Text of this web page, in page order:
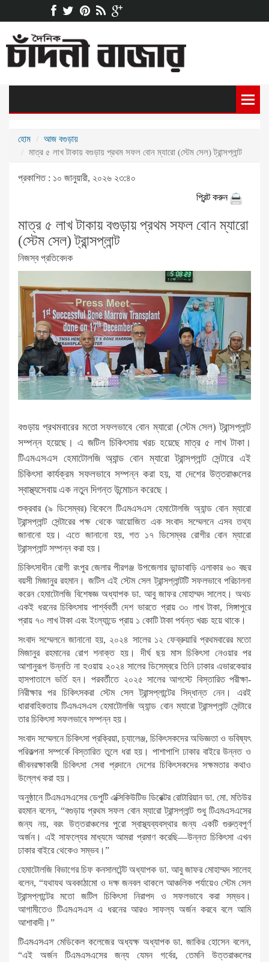
হোম
আজ বগুড়ায়
মাত্র ৫ লাখ টাকায় বগুড়ায় প্রথম সফল বোন ম্যারো (স্টেম সেল) ট্রান্সপ্লান্ট
প্রকাশিত : ১০ জানুয়ারী, ২০২৬ ২৩:৪০
প্রিন্ট করুন
মাত্র ৫ লাখ টাকায় বগুড়ায় প্রথম সফল বোন ম্যারো
(স্টেম সেল) ট্রান্সপ্লান্ট
নিজস্ব প্রতিবেদক
বগুড়ায় প্রথমবারের মতো সফলভাবে বোন ম্যারো (স্টেম সেল) ট্রান্সপ্লান্ট
সম্পন্ন হয়েছে। এ জটিল চিকিৎসায় খরচ হয়েছে মাত্র ৫ লাখ টাকা।
টিএমএসএস হেমাটোলজি অ্যান্ড বোন ম্যারো ট্রান্সপ্লান্ট সেন্টারে এই
চিকিৎসা কার্যক্রম সফলভাবে সম্পন্ন করা হয়, যা দেশের উত্তরাঞ্চলের
স্বাস্থ্যসেবায় এক নতুন দিগন্ত উন্মোচন করেছে।
শুক্রবার (৯ ডিসেম্বর) বিকেলে টিএমএসএস হেমাটোলজি অ্যান্ড বোন ম্যারো
ট্রান্সপ্লান্ট সেন্টারের পক্ষ থেকে আয়োজিত এক সংবাদ সম্মেলনে এসব তথ্য
জানানো হয়। এতে জানানো হয়, গত ১৭ ডিসেম্বর রোগীর বোন ম্যারো
ট্রান্সপ্লান্ট সম্পন্ন করা হয়।
চিকিৎসাধীন রোগী রংপুর জেলার পীরগঞ্জ উপজেলার ভান্ডাবাড়ি এলাকার ৬০ বছর
বয়সী মিজানুর রহমান। জটিল এই স্টেম সেল ট্রান্সপ্লান্টটি সফলভাবে পরিচালনা
করেন হেমাটোলজি বিশেষজ্ঞ অধ্যাপক ডা. আবু জাফর মোহাম্মদ সালেহ। অথচ
একই ধরনের চিকিৎসায় পার্শ্ববর্তী দেশ ভারতে প্রায় ৩০ লাখ টাকা, সিঙ্গাপুরে
প্রায় ৭০ লাখ টাকা এবং ইংল্যান্ডে প্রায় ১ কোটি টাকা পর্যন্ত খরচ হয়ে থাকে।
সংবাদ সম্মেলনে জানানো হয়, ২০২৪ সালের ১২ ফেব্রুয়ারি প্রথমবারের মতো
মিজানুর রহমানের রোগ শনাক্ত হয়। দীর্ঘ ছয় মাস চিকিৎসা নেওয়ার পর
আশানুরূপ উন্নতি না হওয়ায় ২০২৪ সালের ডিসেম্বরে তিনি ঢাকার এভারকেয়ার
হাসপাতালে ভর্তি হন। পরবর্তীতে ২০২৫ সালের আগস্টে বিস্তারিত পরীক্ষা-
নিরীক্ষার পর চিকিৎসকরা স্টেম সেল ট্রান্সপ্লান্টের সিদ্ধান্ত নেন। এরই
ধারাবাহিকতায় টিএমএসএস হেমাটোলজি অ্যান্ড বোন ম্যারো ট্রান্সপ্লান্ট সেন্টারে
তার চিকিৎসা সফলভাবে সম্পন্ন হয়।
সংবাদ সম্মেলনে চিকিৎসা প্রক্রিয়া, চ্যালেঞ্জ, চিকিৎসকদের অভিজ্ঞতা ও ভবিষ্যৎ
পরিকল্পনা সম্পর্কে বিস্তারিত তুলে ধরা হয়। পাশাপাশি ঢাকার বাইরে উন্নত ও
জীবনরক্ষাকারী চিকিৎসা সেবা প্রদানে দেশের চিকিৎসকদের সক্ষমতার কথাও
উল্লেখ করা হয়।
অনুষ্ঠানে টিএমএসএসের ডেপুটি এক্সিকিউটিভ ডিরেক্টর রোটারিয়ান ডা. মো. মতিউর
রহমান বলেন, “বগুড়ায় প্রথম সফল বোন ম্যারো ট্রান্সপ্লান্ট শুধু টিএমএসএসের
জন্য নয়, বরং উত্তরাঞ্চলের পুরো স্বাস্থ্যব্যবস্থার জন্য একটি গুরুত্বপূর্ণ
অর্জন। এই সাফল্যের মাধ্যমে আমরা প্রমাণ করেছি—উন্নত চিকিৎসা এখন
ঢাকার বাইরে থেকেও সম্ভব।”
হেমাটোলজি বিভাগের চিফ কনসালটেন্ট অধ্যাপক ডা. আবু জাফর মোহাম্মদ সালেহ
বলেন, “যথাযথ অবকাঠামো ও দক্ষ জনবল থাকলে আঞ্চলিক পর্যায়েও স্টেম সেল
ট্রান্সপ্লান্টের মতো জটিল চিকিৎসা নিরাপদ ও সফলভাবে করা সম্ভব।
আগামীতেও টিএমএসএস এ ধরনের আরও সাফল্য অর্জন করবে বলে আমি
আশাবাদী।”
টিএমএসএস মেডিকেল কলেজের অধ্যক্ষ অধ্যাপক ডা. জাকির হোসেন বলেন,
“এই অর্জন টিএমএসএসের জন্য যেমন গর্বের, তেমনি উত্তরাঞ্চলের